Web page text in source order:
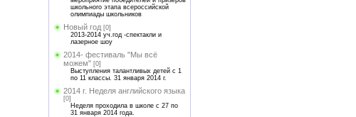
школьного этапа всероссийской
олимпиады школьников
Новый год [0]
2013-2014 уч.год -спектакли и
лазерное шоу
2014- фестиваль "Мы всё
можем" [0]
Выступления талантливых детей с 1
по 11 классы. 31 января 2014 г.
2014 г. Неделя английского языка
[0]
Неделя проходила в школе с 27 по
31 января 2014 года.